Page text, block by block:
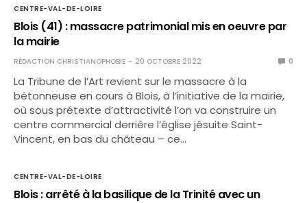
CENTRE-VAL-DE-LOIRE
Blois (41) : massacre patrimonial mis en oeuvre par
la mairie
RÉDACTION CHRISTIANOPHOBIE 20 OCTOBRE 2022 0
La Tribune de l’Art revient sur le massacre à la
bétonneuse en cours à Blois, à l’initiative de la mairie,
où sous prétexte d’attractivité l’on va construire un
centre commercial derrière l’église jésuite Saint-
Vincent, en bas du château – ce…
CENTRE-VAL-DE-LOIRE
Blois : arrêté à la basilique de la Trinité avec un